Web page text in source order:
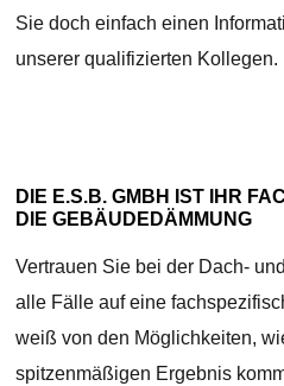
Sie doch einfach einen
unserer qualifizierten Kollegen.
DIE E.S.B. GMBH IST IHR
DIE GEBÄUDEDÄMMUNG
Vertrauen Sie bei der Dach-
alle Fälle auf eine
weiß von den Möglichkeiten,
spitzenmäßigen Ergebnis